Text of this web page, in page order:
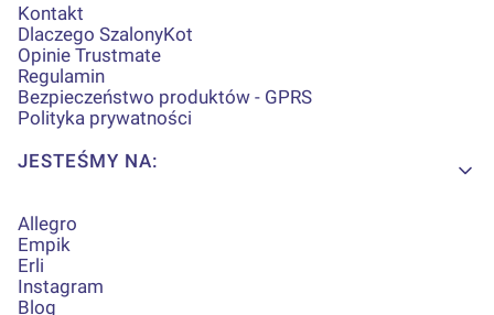
Kontakt
Dlaczego SzalonyKot
Opinie Trustmate
Regulamin
Bezpieczeństwo produktów - GPRS
Polityka prywatności
JESTEŚMY NA:
Allegro
Empik
Erli
Instagram
Blog